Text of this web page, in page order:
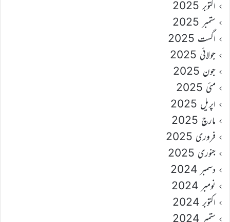
اکتوبر 2025
ستمبر 2025
اگست 2025
جولائی 2025
جون 2025
مئی 2025
اپریل 2025
مارچ 2025
فروری 2025
جنوری 2025
دسمبر 2024
نومبر 2024
اکتوبر 2024
ستمبر 2024